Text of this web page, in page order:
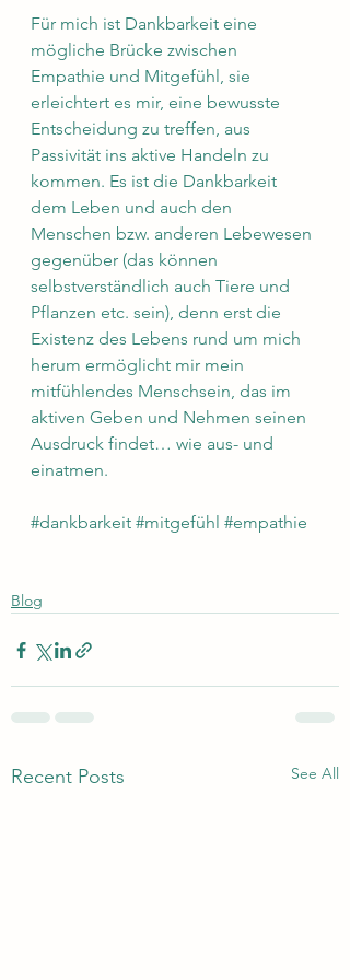
Für mich ist Dankbarkeit eine
mögliche Brücke zwischen
Empathie und Mitgefühl, sie
erleichtert es mir, eine bewusste
Entscheidung zu treffen, aus
Passivität ins aktive Handeln zu
kommen. Es ist die Dankbarkeit
dem Leben und auch den
Menschen bzw. anderen Lebewesen
gegenüber (das können
selbstverständlich auch Tiere und
Pflanzen etc. sein), denn erst die
Existenz des Lebens rund um mich
herum ermöglicht mir mein
mitfühlendes Menschsein, das im
aktiven Geben und Nehmen seinen
Ausdruck findet… wie aus- und
einatmen.
#dankbarkeit #mitgefühl #empathie
Blog
Recent Posts See All